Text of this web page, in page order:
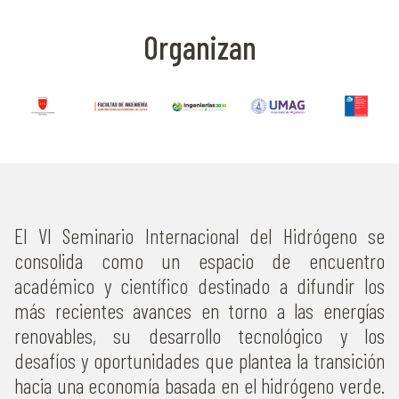
Organizan
El VI Seminario Internacional del Hidrógeno se
consolida como un espacio de encuentro
académico y científico destinado a difundir los
más recientes avances en torno a las energías
renovables, su desarrollo tecnológico y los
desafíos y oportunidades que plantea la transición
hacia una economía basada en el hidrógeno verde.